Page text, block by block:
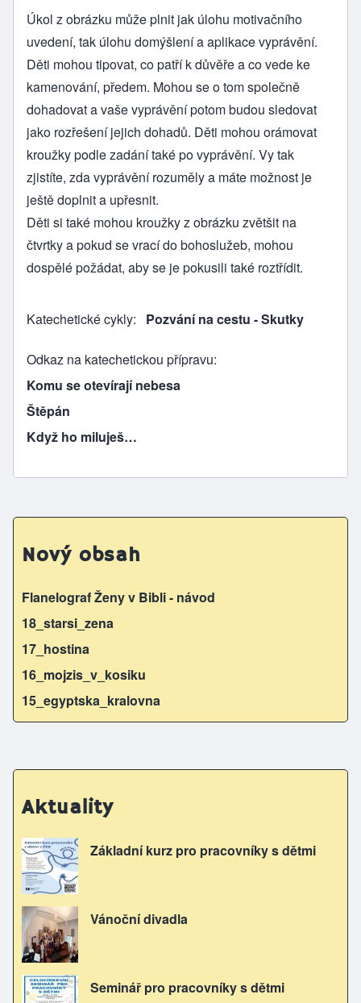
Úkol z obrázku může plnit jak úlohu motivačního
uvedení, tak úlohu domýšlení a aplikace vyprávění.
Děti mohou tipovat, co patří k důvěře a co vede ke
kamenování, předem. Mohou se o tom společně
dohadovat a vaše vyprávění potom budou sledovat
jako rozřešení jejich dohadů. Děti mohou orámovat
kroužky podle zadání také po vyprávění. Vy tak
zjistíte, zda vyprávění rozuměly a máte možnost je
ještě doplnit a upřesnit.
Děti si také mohou kroužky z obrázku zvětšit na
čtvrtky a pokud se vrací do bohoslužeb, mohou
dospělé požádat, aby se je pokusili také roztřídit.
Katechetické cykly Pozvání na cestu - Skutky
Odkaz na katechetickou přípravu
Komu se otevírají nebesa
Štěpán
Když ho miluješ…
Nový obsah
Flanelograf Ženy v Bibli - návod
18_starsi_zena
17_hostina
16_mojzis_v_kosiku
15_egyptska_kralovna
Aktuality
Základní kurz pro pracovníky s dětmi
Vánoční divadla
Seminář pro pracovníky s dětmi